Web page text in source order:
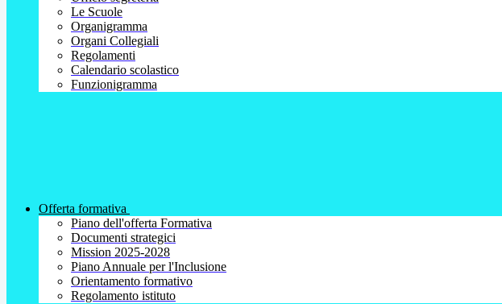
Le Scuole
Organigramma
Organi Collegiali
Regolamenti
Calendario scolastico
Funzionigramma
Offerta formativa
Piano dell'offerta Formativa
Documenti strategici
Mission 2025-2028
Piano Annuale per l'Inclusione
Orientamento formativo
Regolamento istituto